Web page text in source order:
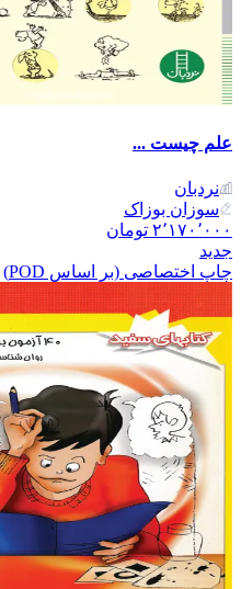
علم چیست ...
نردبان
سوزان بوزاک
۲٬۱۷۰٬۰۰۰ تومان
جدید
چاپ اختصاصی (بر اساس POD)